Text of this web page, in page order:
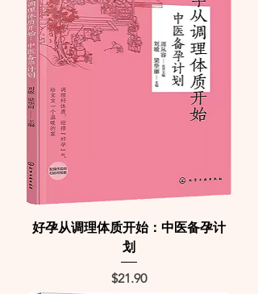
好孕从调理体质开始：中医备孕计
划
Price
$21.90